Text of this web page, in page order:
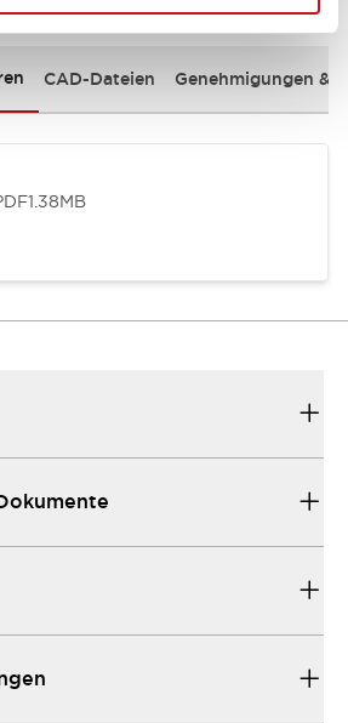
CAD-Dateien Genehmigungen &
1.38MB